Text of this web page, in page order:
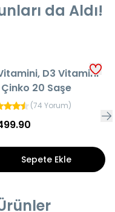
da Aldı!
D3 Vitamini
20 Saşe
(74 Yorum)
Sepete Ekle